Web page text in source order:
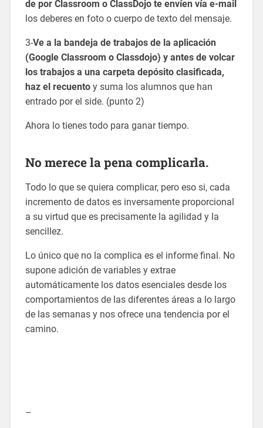
de por Classroom o ClassDojo te envíen vía e-mail
los deberes en foto o cuerpo de texto del mensaje.
3-Ve a la bandeja de trabajos de la aplicación
(Google Classroom o Classdojo) y antes de volcar
los trabajos a una carpeta depósito clasificada,
haz el recuentoy suma los alumnos que han
entrado por el side. (punto 2)
Ahora lo tienes todo para ganar tiempo.
No merece la pena complicarla.
Todo lo que se quiera complicar, pero eso si, cada
incremento de datos es inversamente proporcional
a su virtud que es precisamente la agilidad y la
sencillez.
Lo único que no la complica es el informe final. No
supone adición de variables y extrae
automáticamente los datos esenciales desde los
comportamientos de las diferentes áreas a lo largo
de las semanas y nos ofrece una tendencia por el
camino.
–